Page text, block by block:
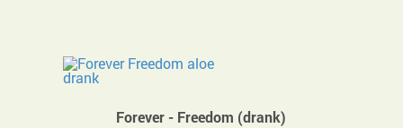
Forever - Freedom (drank)